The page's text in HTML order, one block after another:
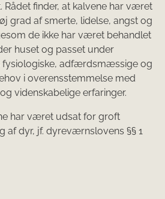
Rådet finder, at kalvene har været
grad af smerte, lidelse, angst og
de ikke har været behandlet
huset og passet under
fysiologiske, adfærdsmæssige og
i overensstemmelse med
videnskabelige erfaringer.
har været udsat for groft
af dyr, jf. dyreværnslovens §§ 1